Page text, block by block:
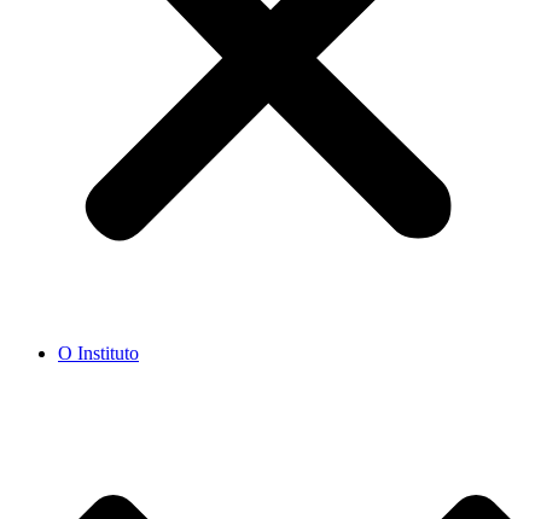
O Instituto